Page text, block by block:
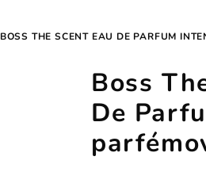
BOSS THE SCENT EAU DE PARFUM
Boss
De